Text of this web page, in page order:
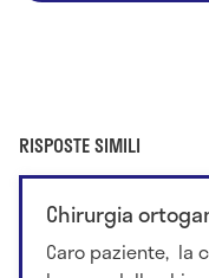
RISPOSTE SIMILI
Chirurgia
Caro paziente, la